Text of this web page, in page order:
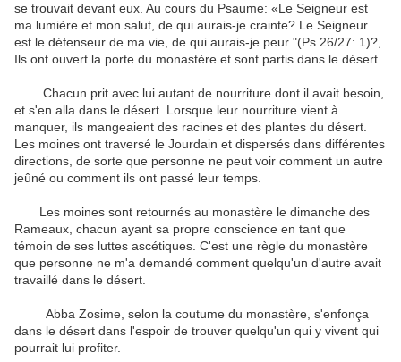
se trouvait devant eux. Au cours du Psaume: «Le Seigneur est
ma lumière et mon salut de qui aurais-je crainte? Le Seigneur
est le défenseur de ma vie de qui aurais-je peur "(Ps 26/27: 1)?,
Ils ont ouvert la porte du monastère et sont partis dans le désert
Chacun prit avec lui autant de nourriture dont il avait besoin
et s'en alla dans le désert Lorsque leur nourriture vient à
manquer, ils mangeaient des racines et des plantes du désert
Les moines ont traversé le Jourdain et dispersés dans différentes
directions , de sorte que personne ne peut voir comment un autre
jeûné ou comment ils ont passé leur temps
Les moines sont retournés au monastère le dimanche des
Rameaux chacun ayant sa propre conscience en tant que
témoin de ses luttes ascétiques C'est une règle du monastère
que personne ne m'a demandé comment quelqu'un d'autre avait
travaillé dans le désert
Abba Zosime selon la coutume du monastère s'enfonça
dans le désert dans l'espoir de trouver quelqu'un qui y vivent qui
pourrait lui profiter.